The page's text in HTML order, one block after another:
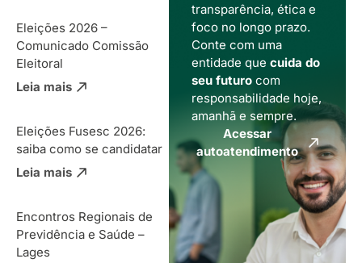
Eleições 2026 –
Comunicado Comissão
Eleitoral
Leia mais
Eleições Fusesc 2026:
saiba como se candidatar
Leia mais
Encontros Regionais de
Previdência e Saúde –
Lages
transparência, ética e
foco no longo prazo.
Conte com uma
entidade que cuida do
seu futurocom
responsabilidade hoje,
amanhã e sempre.
Acessar
autoatendimento